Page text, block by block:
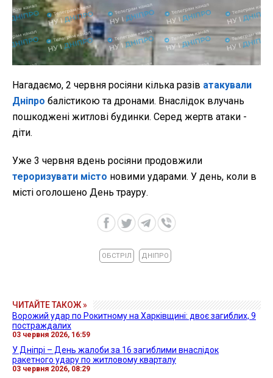
Нагадаємо, 2 червня росіяни кілька разів атакували
Дніпро балістикою та дронами. Внаслідок влучань
пошкоджені житлові будинки. Серед жертв атаки -
діти.
Уже 3 червня вдень росіяни продовжили
тероризувати місто новими ударами. У день, коли в
місті оголошено День трауру.
ОБСТРІЛ ДНІПРО
ЧИТАЙТЕ ТАКОЖ »
Ворожий удар по Рокитному на Харківщині: двоє загиблих, 9
постраждалих
03 червня 2026, 16:59
У Дніпрі – День жалоби за 16 загиблими внаслідок
ракетного удару по житловому кварталу
03 червня 2026, 08:29